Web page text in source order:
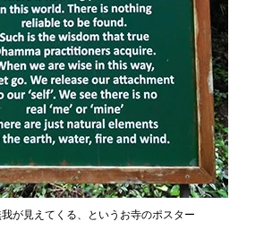
が見えてくる、というお寺のポスター